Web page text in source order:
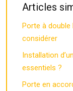
Articles
Porte à
considérer
Installation
essentiels ?
Porte en